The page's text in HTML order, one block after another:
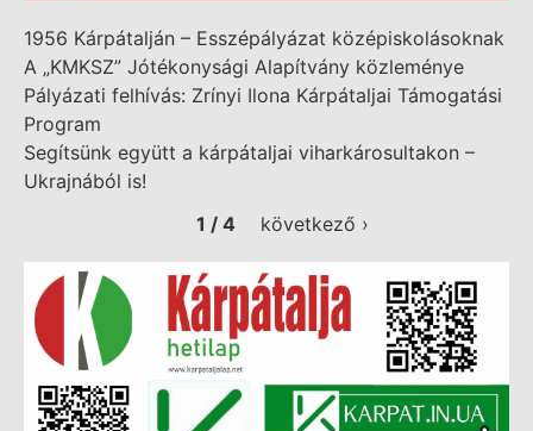
1956 Kárpátalján – Esszépályázat középiskolásoknak
A „KMKSZ” Jótékonysági Alapítvány közleménye
Pályázati felhívás: Zrínyi Ilona Kárpátaljai Támogatási
Program
Segítsünk együtt a kárpátaljai viharkárosultakon –
Ukrajnából is!
1 / 4
következő ›